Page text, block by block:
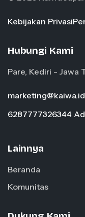
Kebijakan Privasi
Hubungi Kami
Pare, Kediri - Jawa
marketing@kaiwa.id
6287777326344
Lainnya
Beranda
Komunitas